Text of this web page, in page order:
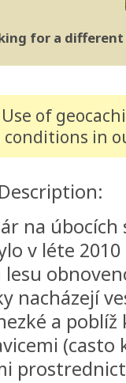
for a
of
in
na
v léte
lesu
nacházejí
a
(casto